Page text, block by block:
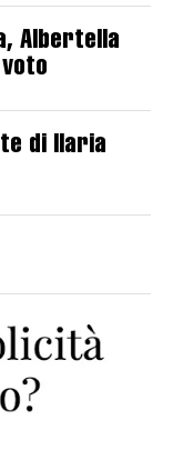
Albertella
di Ilaria